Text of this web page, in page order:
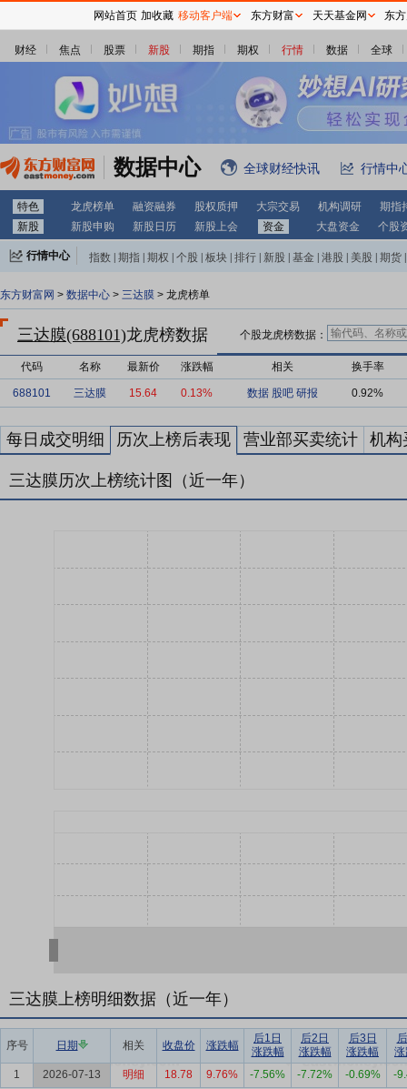
财经 焦点 股票 新股 期指 期权 行情 数据 全球
数据中心 全球财经快讯 行情中
特色 龙虎榜单 融资融券 股权质押 大宗交易 机构调研
期指
新股
新股申购 新股日历 新股上会 资金 大盘资金 个股
行情中心 指数 期指 期权 个股 板块 排行 新股 基金 港股 美股 期货
东方财富网 > 数据中心 > 三达膜 > 龙虎榜单
三达膜(688101)龙虎榜数据 个股龙虎榜数据：
代码 名称 最新价 涨跌幅 相关 换手率
688101 三达膜 15.64 0.13% 数据 股吧 研报 0.92%
每日成交明细 历次上榜后表现 营业部买卖统计 机构
三达膜历次上榜统计图（近一年）
三达膜上榜明细数据（近一年）
序号 日期 相关 收盘价 涨跌幅
后1日
涨跌幅
后2日
涨跌幅
后3日
涨跌幅
1
2026-07-13 明细 18.78 9.76% -7.56% -7.72% -0.69% -
网站首页 加收藏 移动客户端 东方财富 天天基金网 东